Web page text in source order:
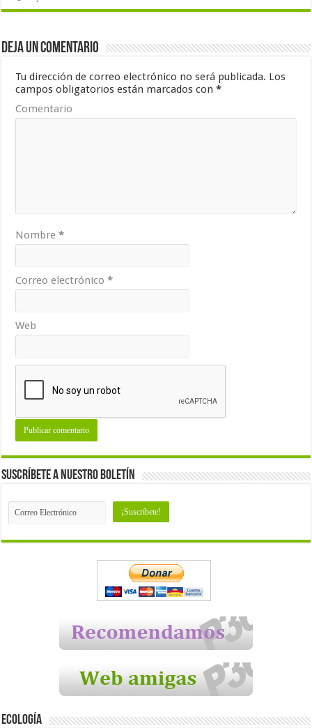
Deja un comentario
Tu dirección de correo electrónico no será publicada. Los
campos obligatorios están marcados con*
Comentario
Nombre*
Correo electrónico*
Web
Suscríbete a nuestro Boletín
Ecología